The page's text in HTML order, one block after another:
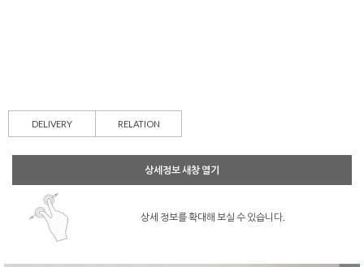
DELIVERY RELATION
상세정보 새창 열기
상세 정보를 확대해 보실 수 있습니다.